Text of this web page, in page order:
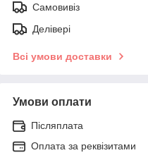
Самовивіз
Делівері
Всі умови доставки
Умови оплати
Післяплата
Оплата за реквізитами